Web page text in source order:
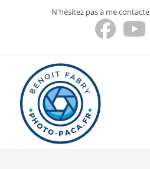
N'hésitez pas à me